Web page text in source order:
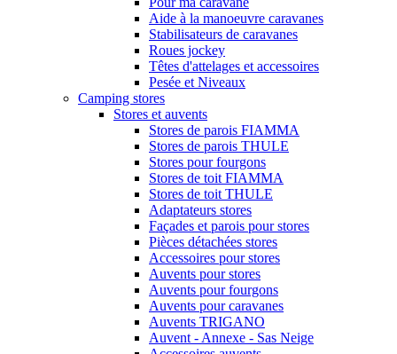
Aide à la manoeuvre caravanes
Stabilisateurs de caravanes
Roues jockey
Têtes d'attelages et accessoires
Pesée et Niveaux
Camping stores
Stores et auvents
Stores de parois FIAMMA
Stores de parois THULE
Stores pour fourgons
Stores de toit FIAMMA
Stores de toit THULE
Adaptateurs stores
Façades et parois pour stores
Pièces détachées stores
Accessoires pour stores
Auvents pour stores
Auvents pour fourgons
Auvents pour caravanes
Auvents TRIGANO
Auvent - Annexe - Sas Neige